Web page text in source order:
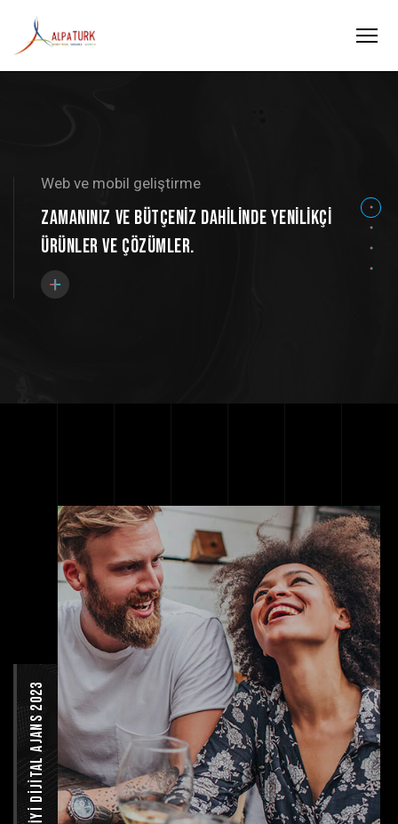
Web ve mobil geliştirme
Zamanınız ve bütçeniz dahilinde yenilikçi
ürünler ve çözümler.
+
İyi Dijital ajans 2023